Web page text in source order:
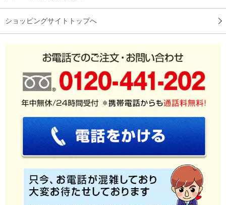
ショッピングサイトトップへ